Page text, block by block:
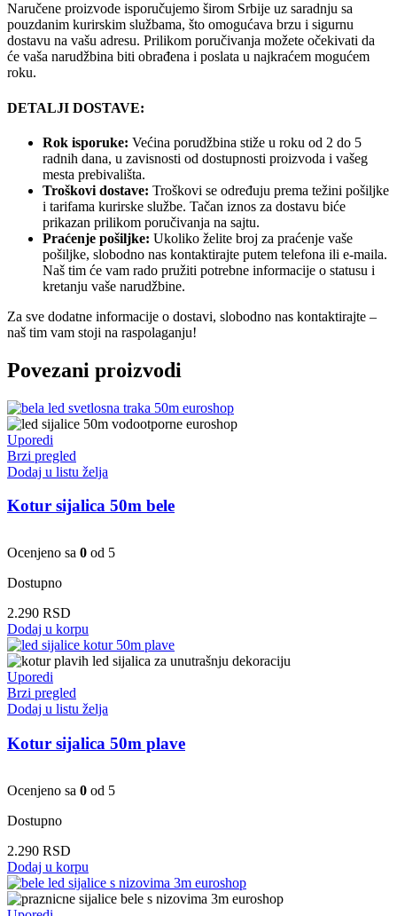
Naručene proizvode isporučujemo širom Srbije uz saradnju sa
pouzdanim kurirskim službama, što omogućava brzu i sigurnu
dostavu na vašu adresu. Prilikom poručivanja možete očekivati da
će vaša narudžbina biti obrađena i poslata u najkraćem mogućem
roku.
DETALJI DOSTAVE:
Rok isporuke: Većina porudžbina stiže u roku od 2 do 5
radnih dana, u zavisnosti od dostupnosti proizvoda i vašeg
mesta prebivališta.
Troškovi dostave: Troškovi se određuju prema težini pošiljke
i tarifama kurirske službe. Tačan iznos za dostavu biće
prikazan prilikom poručivanja na sajtu.
Praćenje pošiljke: Ukoliko želite broj za praćenje vaše
pošiljke, slobodno nas kontaktirajte putem telefona ili e-maila.
Naš tim će vam rado pružiti potrebne informacije o statusu i
kretanju vaše narudžbine.
Za sve dodatne informacije o dostavi, slobodno nas kontaktirajte –
naš tim vam stoji na raspolaganju!
Povezani proizvodi
Uporedi
Brzi pregled
Dodaj u listu želja
Kotur sijalica 50m bele
Ocenjeno sa 0 od 5
Dostupno
2.290 RSD
Dodaj u korpu
Uporedi
Brzi pregled
Dodaj u listu želja
Kotur sijalica 50m plave
Ocenjeno sa 0 od 5
Dostupno
2.290 RSD
Dodaj u korpu